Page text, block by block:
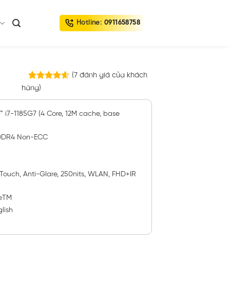
Hotline: 0911658758
4.57
7
(7đánh giá của khách
hàng)
1185G7 (4 Core, 12M cache, base
Non-ECC
Anti-Glare, 250nits, WLAN, FHD+IR